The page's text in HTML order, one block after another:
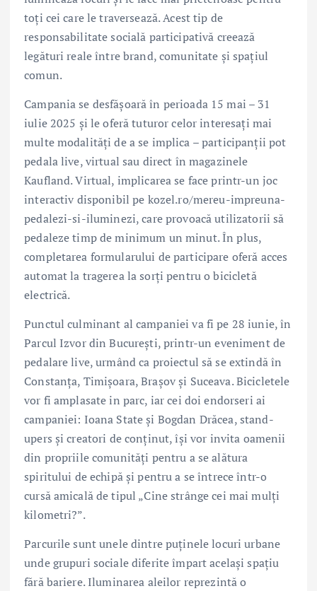
toți cei care le traversează. Acest tip de
responsabilitate socială participativă creează
legături reale între brand, comunitate și spațiul
comun.
Campania se desfășoară în perioada 15 mai – 31
iulie 2025 și le oferă tuturor celor interesați mai
multe modalități de a se implica – participanții pot
pedala live, virtual sau direct în magazinele
Kaufland. Virtual, implicarea se face printr-un joc
interactiv disponibil pe kozel.ro/mereu-impreuna-
pedalezi-si-iluminezi, care provoacă utilizatorii să
pedaleze timp de minimum un minut. În plus,
completarea formularului de participare oferă acces
automat la tragerea la sorți pentru o bicicletă
electrică.
Punctul culminant al campaniei va fi pe 28 iunie, în
Parcul Izvor din București, printr-un eveniment de
pedalare live, urmând ca proiectul să se extindă în
Constanța, Timișoara, Brașov și Suceava. Bicicletele
vor fi amplasate in parc, iar cei doi endorseri ai
campaniei: Ioana State și Bogdan Drăcea, stand-
upers și creatori de conținut, își vor invita oamenii
din propriile comunități pentru a se alătura
spiritului de echipă și pentru a se întrece într-o
cursă amicală de tipul „Cine strânge cei mai mulți
kilometri?”.
Parcurile sunt unele dintre puținele locuri urbane
unde grupuri sociale diferite împart același spațiu
fără bariere. Iluminarea aleilor reprezintă o